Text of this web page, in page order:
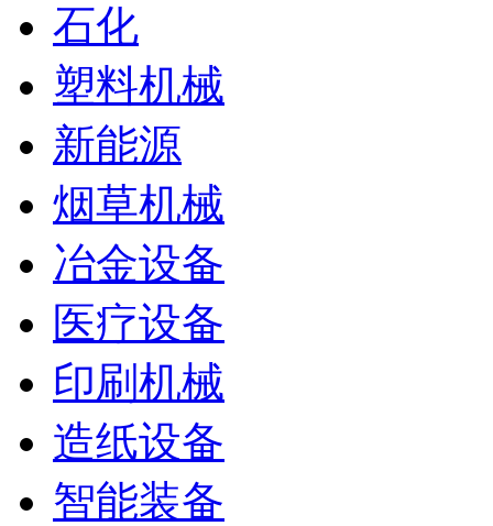
石化
塑料机械
新能源
烟草机械
冶金设备
医疗设备
印刷机械
造纸设备
智能装备